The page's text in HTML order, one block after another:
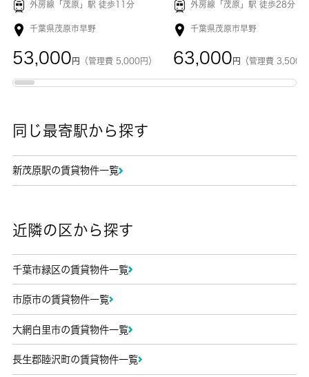
外房線「 茂原 」駅 徒歩11分
千葉県茂原市早野
53,000 円 （管理費 5,000円）
外房線「茂原 」駅 徒歩28分
千葉県茂原市早野
63,000 円 （管理費 3,500
同じ最寄駅から探す
新茂原駅の賃貸物件一覧
近隣の区から探す
千葉市緑区の賃貸物件一覧
市原市の賃貸物件一覧
大網白里市の賃貸物件一覧
長生郡睦沢町の賃貸物件一覧